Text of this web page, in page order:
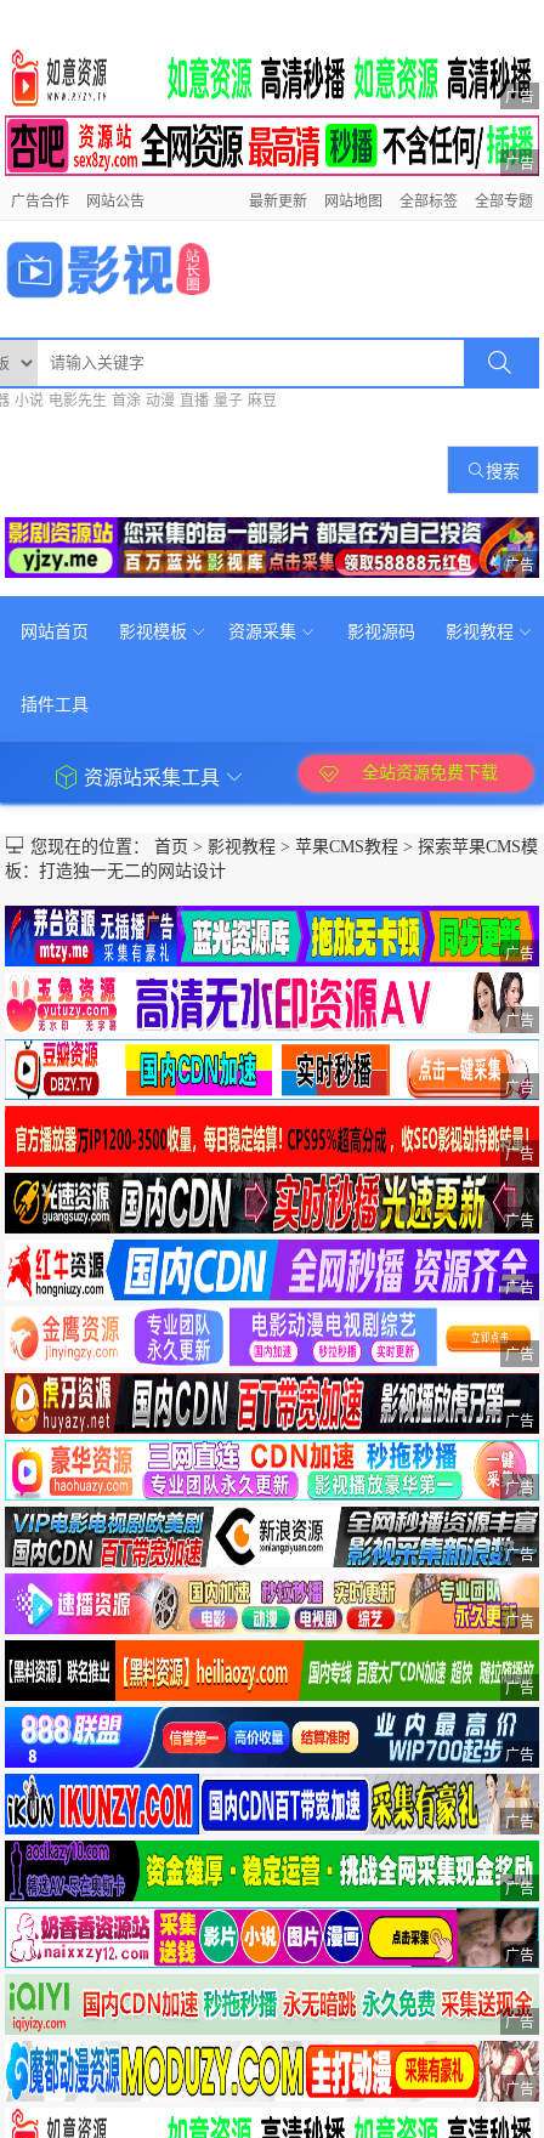
广告
广告
广告合作 网站公告 最新更新 网站地图 全部标签 全部专题
小说 电影先生 首涂 动漫 直播 量子 麻豆
搜索
广告
网站首页 影视模板 资源采集 影视源码 影视教程
插件工具
资源站采集工具 全站资源免费下载
您现在的位置：首页 > 影视教程 >苹果CMS教程 >探索苹果CMS模
板：打造独一无二的网站设计
广告
广告
广告
广告
广告
广告
广告
广告
广告
广告
广告
广告
广告
广告
广告
广告
广告
广告